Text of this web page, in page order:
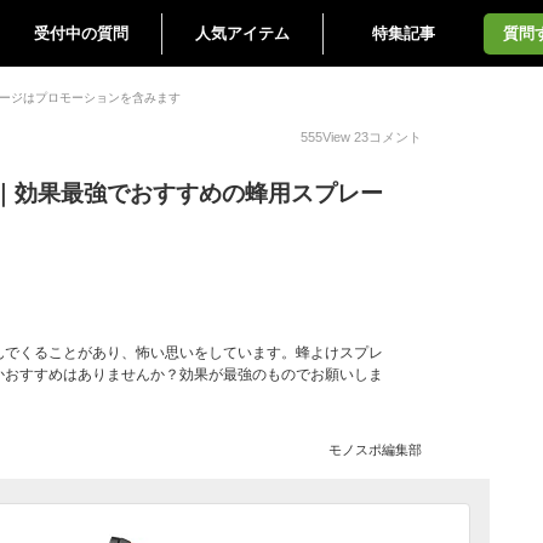
受付中の質問 人気アイテム 特集記事 質問
ジはプロモーションを含みます
555View 23コメント
効果最強でおすすめの蜂用スプレー
くることがあり、怖い思いをしています。蜂よけスプレ
すすめはありませんか？効果が最強のものでお願いしま
モノスポ編集部